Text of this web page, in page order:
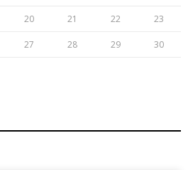
20 21 22 23
27 28 29 30